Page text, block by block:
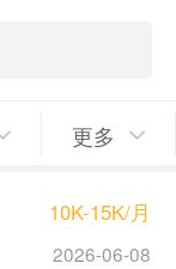
更多
10K-15K/月
2026-06-08